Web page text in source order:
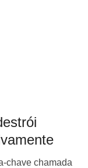
chave chamada